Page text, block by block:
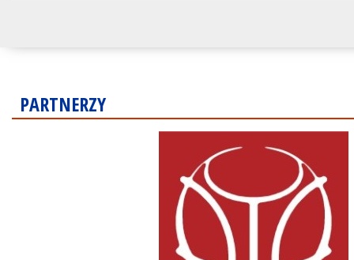
PARTNERZY